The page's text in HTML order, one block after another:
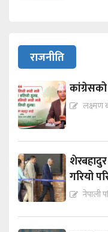
राजनीति
कांग्रेसको
लक्ष्मण
गरियो
नेपाली